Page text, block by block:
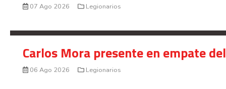
07 Ago 2026 Legionarios
Carlos Mora presente en empate
06 Ago 2026 Legionarios